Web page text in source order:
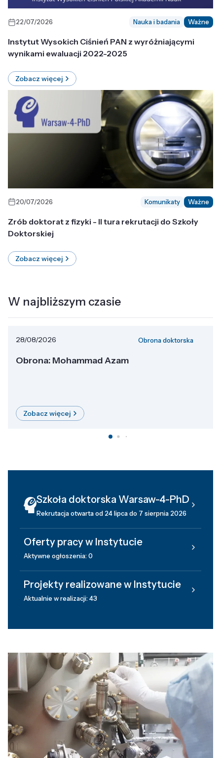
22/07/2026 Nauka i badania Ważne
Instytut Wysokich Ciśnień PAN z wyróżniającymi
wynikami ewaluacji 2022-2025
Zobacz więcej
20/07/2026 Komunikaty Ważne
Zrób doktorat z fizyki - II tura rekrutacji do Szkoły
Doktorskiej
Zobacz więcej
W najbliższym czasie
28/08/2026 Obrona doktorska
Obrona: Mohammad Azam
Zobacz więcej
Szkoła doktorska Warsaw-4-PhD
Rekrutacja otwarta od 24 lipca do 7 sierpnia 2026
Oferty pracy w Instytucie
Aktywne ogłoszenia: 0
Projekty realizowane w Instytucie
Aktualnie w realizacji: 43